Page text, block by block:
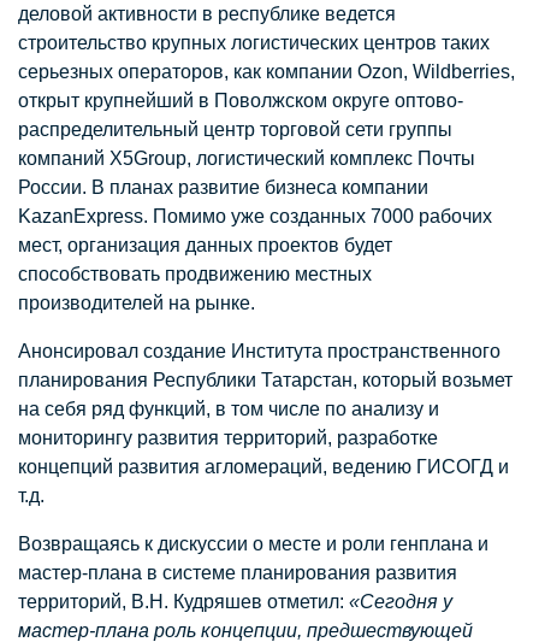
деловой активности в республике ведется
строительство крупных логистических центров таких
серьезных операторов, как компании Ozon, Wildberries,
открыт крупнейший в Поволжском округе оптово-
распределительный центр торговой сети группы
компаний X5Group, логистический комплекс Почты
России. В планах развитие бизнеса компании
KazanExpress. Помимо уже созданных 7000 рабочих
мест, организация данных проектов будет
способствовать продвижению местных
производителей на рынке.
Анонсировал создание Института пространственного
планирования Республики Татарстан, который возьмет
на себя ряд функций, в том числе по анализу и
мониторингу развития территорий, разработке
концепций развития агломераций, ведению ГИСОГД и
т.д.
Возвращаясь к дискуссии о месте и роли генплана и
мастер-плана в системе планирования развития
территорий, В.Н. Кудряшев отметил: «Сегодня у
мастер-плана роль концепции, предшествующей